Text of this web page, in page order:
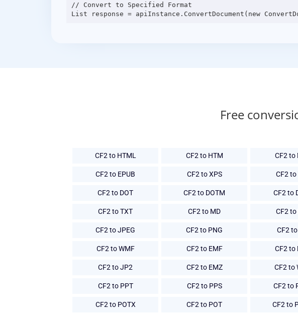
// Convert to Specified Format
Free
CF2 to HTML CF2 to HTM CF2 to
CF2 to EPUB CF2 to XPS CF2 to
CF2 to DOT CF2 to DOTM CF2 to
CF2 to TXT CF2 to MD CF2 to
CF2 to JPEG CF2 to PNG CF2
CF2 to WMF CF2 to EMF CF2 to
CF2 to JP2 CF2 to EMZ CF2 to
CF2 to PPT CF2 to PPS CF2 to
CF2 to POTX CF2 to POT CF2 to